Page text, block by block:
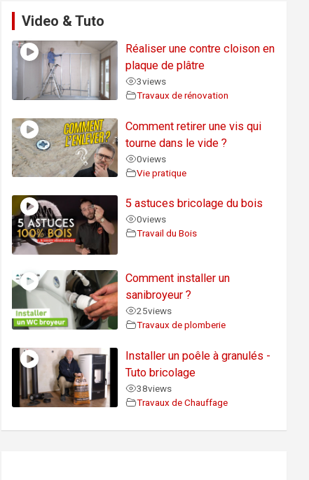
Video & Tuto
Réaliser une contre cloison en
plaque de plâtre
3views
Travaux de rénovation
Comment retirer une vis qui
tourne dans le vide ?
0views
Vie pratique
5 astuces bricolage du bois
0views
Travail du Bois
Comment installer un
sanibroyeur ?
25views
Travaux de plomberie
Installer un poêle à granulés -
Tuto bricolage
38views
Travaux de Chauffage